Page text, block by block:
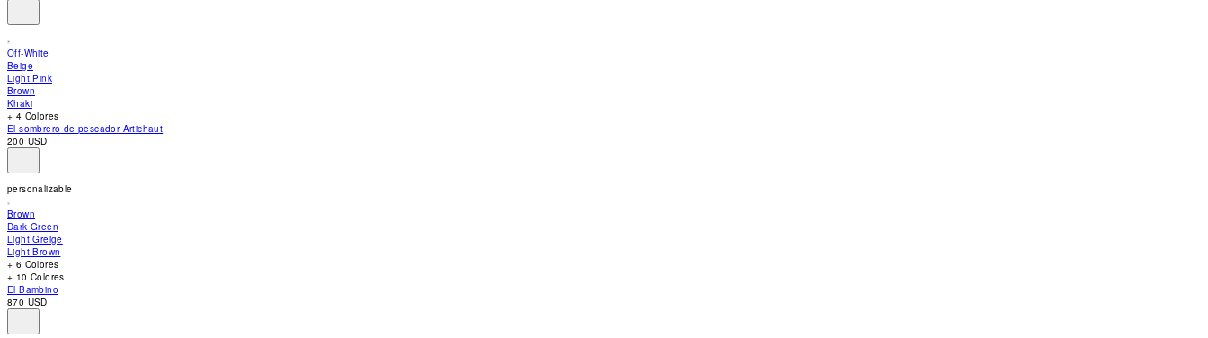
Off-White
Beige
Light Pink
Brown
Khaki
+ 4 Colores
El sombrero de pescador Artichaut
200 USD
personalizable
Brown
Dark Green
Light Greige
Light Brown
+ 6 Colores
+ 10 Colores
El Bambino
870 USD